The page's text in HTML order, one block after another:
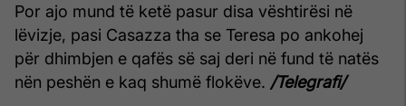
Por ajo mund të ketë pasur disa vështirësi në
lëvizje, pasi Casazza tha se Teresa po ankohej
për dhimbjen e qafës së saj deri në fund të natës
nën peshën e kaq shumë flokëve. /Telegrafi/